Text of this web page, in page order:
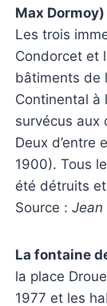
Max
Les trois
Condorcet et
bâtiments de
Continental à
survécus aux
Deux d’entre
1900). Tous
été détruits
Source :Jean
La fontaine
la place
1977 et les